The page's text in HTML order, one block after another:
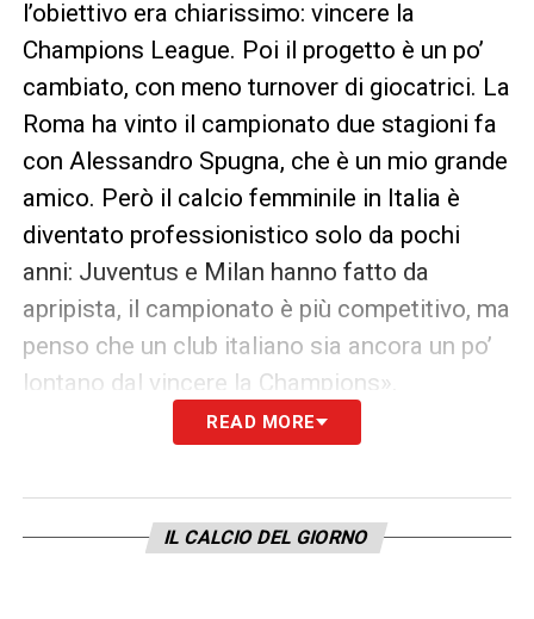
l’obiettivo era chiarissimo: vincere la
Champions League. Poi il progetto è un po’
cambiato, con meno turnover di giocatrici. La
Roma ha vinto il campionato due stagioni fa
con Alessandro Spugna, che è un mio grande
amico. Però il calcio femminile in Italia è
diventato professionistico solo da pochi
anni: Juventus e Milan hanno fatto da
apripista, il campionato è più competitivo, ma
penso che un club italiano sia ancora un po’
lontano dal vincere la Champions».
I RICORDI DI TORINO, CR7 E I TIFOSI
sempre grata alla Juventus per avermi preso
comunque. Mi allenavo in palestra con
READ MORE
IL CALCIO DEL GIORNO